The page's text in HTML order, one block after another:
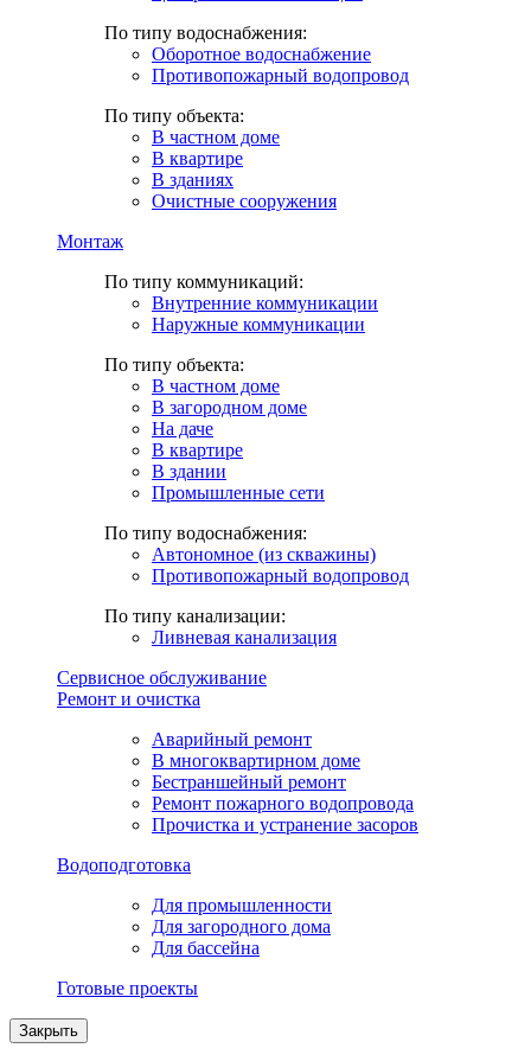
По типу водоснабжения:
Оборотное водоснабжение
Противопожарный водопровод
По типу объекта:
В частном доме
В квартире
В зданиях
Очистные сооружения
Монтаж
По типу коммуникаций:
Внутренние коммуникации
Наружные коммуникации
По типу объекта:
В частном доме
В загородном доме
На даче
В квартире
В здании
Промышленные сети
По типу водоснабжения:
Автономное (из скважины)
Противопожарный водопровод
По типу канализации:
Ливневая канализация
Сервисное обслуживание
Ремонт и очистка
Аварийный ремонт
В многоквартирном доме
Бестраншейный ремонт
Ремонт пожарного водопровода
Прочистка и устранение засоров
Водоподготовка
Для промышленности
Для загородного дома
Для бассейна
Готовые проекты
Закрыть